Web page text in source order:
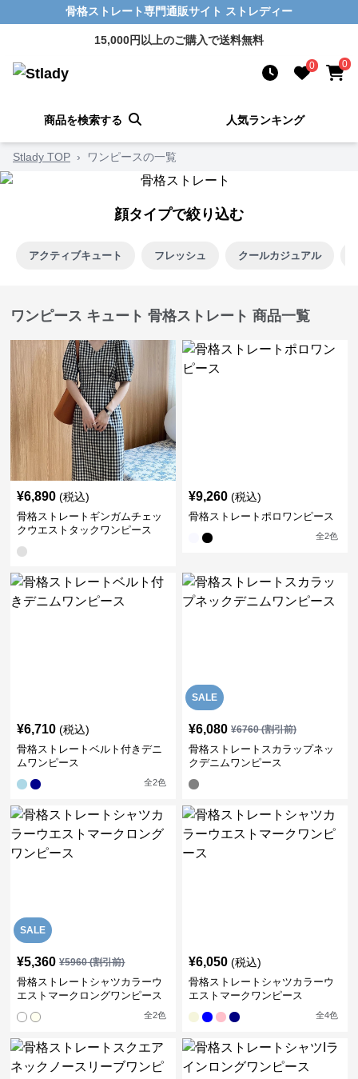
骨格ストレート専門通販サイト ストレディー
15,000円以上のご購入で送料無料
0 0
商品を検索する 人気ランキング
Stlady TOP › ワンピースの一覧
顔タイプで絞り込む
アクティブキュート フレッシュ クールカジュアル
ワンピース キュート 骨格ストレート 商品一覧
¥6,890 (税込)
骨格ストレートギンガムチェッ
クウエストタックワンピース
¥9,260 (税込)
骨格ストレートポロワンピース
全2色
¥6,710 (税込)
骨格ストレートベルト付きデニ
ムワンピース
全2色
SALE
¥6,080 ¥6760(割引前)
骨格ストレートスカラップネッ
クデニムワンピース
SALE
¥5,360 ¥5960(割引前)
骨格ストレートシャツカラーウ
エストマークロングワンピース
全2色
¥6,050 (税込)
骨格ストレートシャツカラーウ
エストマークワンピース
全4色